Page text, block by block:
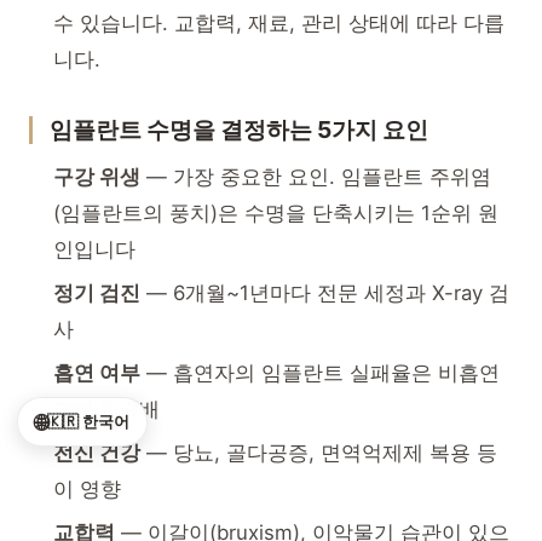
수 있습니다. 교합력, 재료, 관리 상태에 따라 다릅
니다.
임플란트 수명을 결정하는 5가지 요인
구강 위생 — 가장 중요한 요인. 임플란트 주위염
(임플란트의 풍치)은 수명을 단축시키는 1순위 원
인입니다
정기 검진 — 6개월~1년마다 전문 세정과 X-ray 검
사
흡연 여부 — 흡연자의 임플란트 실패율은 비흡연
자의 2~3배
전신 건강— 당뇨, 골다공증, 면역억제제 복용 등
이 영향
교합력 — 이갈이(bruxism), 이악물기 습관이 있으
🌐🇰🇷 한국어